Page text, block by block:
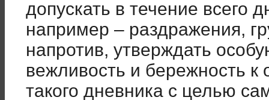
допускать в течение всего
например – раздражения,
напротив, утверждать
вежливость и бережность
такого дневника с целью